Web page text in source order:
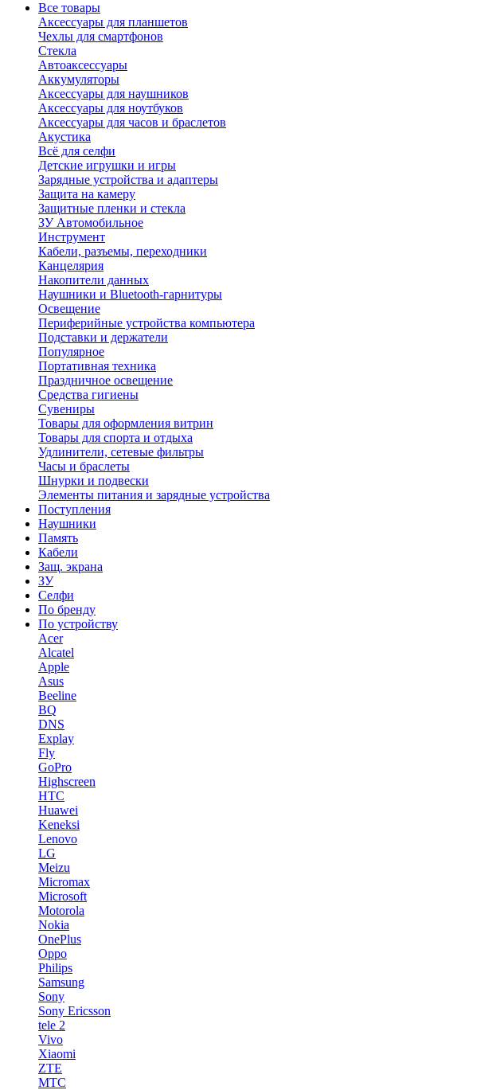
Все товары
Аксессуары для планшетов
Чехлы для смартфонов
Стекла
Автоаксессуары
Аккумуляторы
Аксессуары для наушников
Аксессуары для ноутбуков
Аксессуары для часов и браслетов
Акустика
Всё для селфи
Детские игрушки и игры
Зарядные устройства и адаптеры
Защита на камеру
Защитные пленки и стекла
ЗУ Автомобильное
Инструмент
Кабели, разъемы, переходники
Канцелярия
Накопители данных
Наушники и Bluetooth-гарнитуры
Освещение
Периферийные устройства компьютера
Подставки и держатели
Популярное
Портативная техника
Праздничное освещение
Средства гигиены
Сувениры
Товары для оформления витрин
Товары для спорта и отдыха
Удлинители, сетевые фильтры
Часы и браслеты
Шнурки и подвески
Элементы питания и зарядные устройства
Поступления
Наушники
Память
Кабели
Защ. экрана
ЗУ
Селфи
По бренду
По устройству
Acer
Alcatel
Apple
Asus
Beeline
BQ
DNS
Explay
Fly
GoPro
Highscreen
HTC
Huawei
Keneksi
Lenovo
LG
Meizu
Micromax
Microsoft
Motorola
Nokia
OnePlus
Oppo
Philips
Samsung
Sony
Sony Ericsson
tele 2
Vivo
Xiaomi
ZTE
МТС